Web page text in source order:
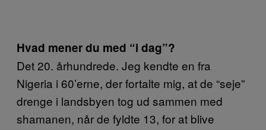
Hvad mener du med “i dag”?
Det 20. århundrede. Jeg kendte en fra
Nigeria i 60’erne, der fortalte mig, at de “seje”
drenge i landsbyen tog ud sammen med
shamanen, når de fyldte 13, for at blive